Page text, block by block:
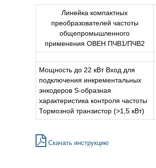
Линейка компактных
преобразователей частоты
общепромышленного
применения ОВЕН ПЧВ1/ПЧВ2
Мощность до 22 кВт Вход для
подключения инкрементальных
энкодеров S-образная
характеристика контроля частоты
Тормозной транзистор (>1,5 кВт)
Скачать инструкцию